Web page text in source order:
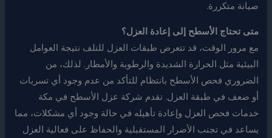
صيانة متكررة.
متى تحتاج الأسطح إلى إعادة العزل؟
مع مرور الوقت، قد تتعرض طبقات العزل للتلف نتيجة العوامل
البيئية مثل الحرارة الشديدة والرطوبة والأمطار. لذلك، من
الضروري فحص الأسطح بانتظام للتأكد من عدم وجود أي تسربات
أو ضعف في طبقة العزل. تقدم شركة عزل الأسطح في مكة
خدمات فحص العزل وإعادة تأهيله في حالة وجود أي مشكلات، مما
يساعد في تجنب الأضرار المستقبلية والحفاظ على فعالية العزل